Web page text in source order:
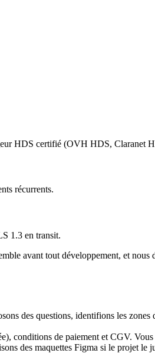
HDS certifié (OVH HDS, Claranet
récurrents.
1.3 en transit.
avant tout développement, et
des questions, identifions les
conditions de paiement et CGV.
des maquettes Figma si le projet